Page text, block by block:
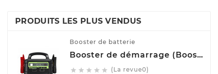
PRODUITS LES PLUS VENDUS
Booster de batterie
Booster de démarrage (Booster de batterie) YESPER MONSTER START P1
     (La revue0)